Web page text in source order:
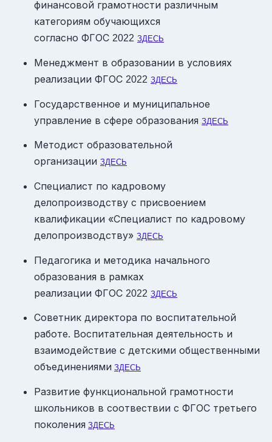
финансовой грамотности различным
категориям обучающихся
согласно ФГОС 2022 ЗДЕСЬ
Менеджмент в образовании в условиях
реализации ФГОС 2022 ЗДЕСЬ
Государственное и муниципальное
управление в сфере образования ЗДЕСЬ
Методист образовательной
организации ЗДЕСЬ
Специалист по кадровому
делопроизводству с присвоением
квалификации «Специалист по кадровому
делопроизводству» ЗДЕСЬ
Педагогика и методика начального
образования в рамках
реализации ФГОС 2022 ЗДЕСЬ
Советник директора по воспитательной
работе. Воспитательная деятельность и
взаимодействие с детскими общественными
объединениями ЗДЕСЬ
Развитие функциональной грамотности
школьников в соотвествии с ФГОС третьего
поколения ЗДЕСЬ